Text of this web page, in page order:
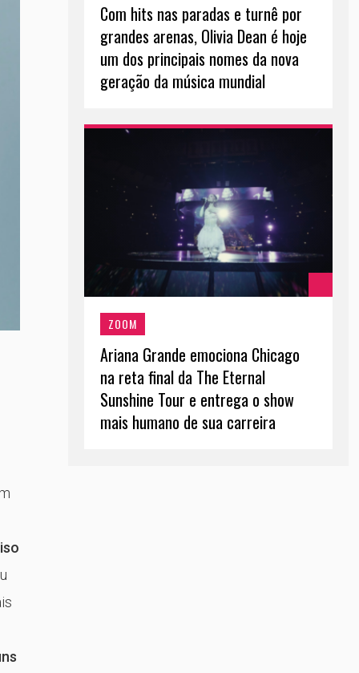
Com hits nas paradas e turnê por
grandes arenas, Olivia Dean é hoje
um dos principais nomes da nova
geração da música mundial
ZOOM
Ariana Grande emociona Chicago
na reta final da The Eternal
Sunshine Tour e entrega o show
mais humano de sua carreira